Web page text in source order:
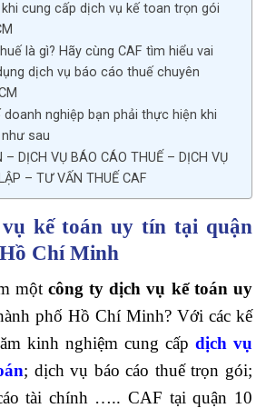
cung cấp dịch vụ kế toan trọn gói
là gì? Hãy cùng CAF tìm hiểu vai
dịch vụ báo cáo thuế chuyên
nghiệp bạn phải thực hiện khi
sau
– DỊCH VỤ BÁO CÁO THUẾ – DỊCH VỤ
– TƯ VẤN THUẾ CAF
kế toán uy tín tại quận
Chí Minh
một công ty dịch vụ kế toán uy
phố Hồ Chí Minh? Với các kế
kinh nghiệm cung cấp dịch vụ
; dịch vụ báo cáo thuế trọn gói;
tài chính ….. CAF tại quận 10